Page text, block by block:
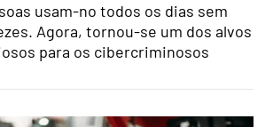
usam-no todos os dias sem
Agora, tornou-se um dos alvos
para os cibercriminosos